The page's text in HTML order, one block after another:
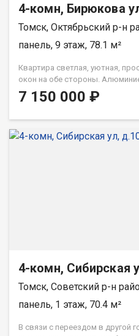
4-комн, Бирюкова
Томск, Октябрьский р-н
панель, 9 этаж, 78.1 м²
Квартира светлая, уютная,
окон на обе стороны.
Пластиковые окна. Сан\узел
алюминиевыми конструкциями
комнатную квартиру на
7 150 000 ₽
4-комн, Сибирская
Томск, Советский р-н
панель, 1 этаж, 70.4 м²
В связи с переездом в другой